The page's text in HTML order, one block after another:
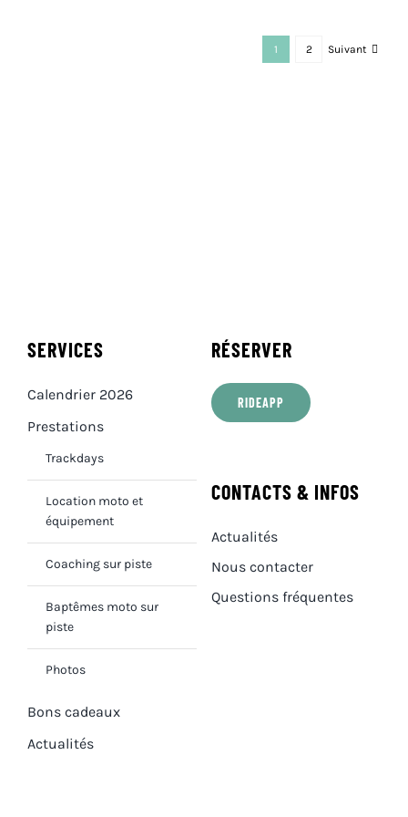
1 2 Suivant
SERVICES
Calendrier 2026
Prestations
Trackdays
Location moto et
équipement
Coaching sur piste
Baptêmes moto sur
piste
Photos
Bons cadeaux
Actualités
RÉSERVER
RIDEAPP
CONTACTS & INFOS
Actualités
Nous contacter
Questions fréquentes